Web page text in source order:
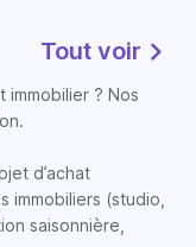
Tout voir
immobilier ? Nos
d’achat
immobiliers (studio,
saisonnière,